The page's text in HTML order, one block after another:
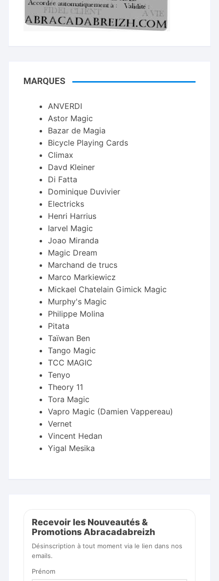
MARQUES
ANVERDI
Astor Magic
Bazar de Magia
Bicycle Playing Cards
Climax
Davd Kleiner
Di Fatta
Dominique Duvivier
Electricks
Henri Harrius
Iarvel Magic
Joao Miranda
Magic Dream
Marchand de trucs
Marco Markiewicz
Mickael Chatelain Gimick Magic
Murphy's Magic
Philippe Molina
Pitata
Taïwan Ben
Tango Magic
TCC MAGIC
Tenyo
Theory 11
Tora Magic
Vapro Magic (Damien Vappereau)
Vernet
Vincent Hedan
Yigal Mesika
Recevoir les Nouveautés &
Promotions Abracadabreizh
Désinscription à tout moment via le lien dans nos
emails.
Prénom